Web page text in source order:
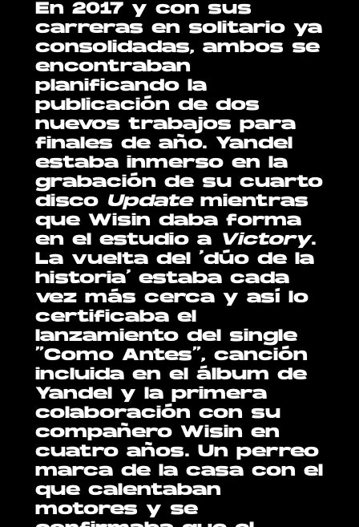
En 2017 y con sus
carreras en solitario ya
consolidadas, ambos se
encontraban
planificando la
publicación de dos
nuevos trabajos para
finales de año. Yandel
estaba inmerso en la
grabación de su cuarto
disco Updatemientras
que Wisin daba forma
en el estudio a
Victory.
La vuelta del ‘dúo de la
historia’ estaba cada
vez más cerca y así lo
certificaba el
lanzamiento del single
“Como Antes”, canción
incluida en el álbum de
Yandel y la primera
colaboración con su
compañero Wisin en
cuatro años. Un perreo
marca de la casa con el
que calentaban
motores y se